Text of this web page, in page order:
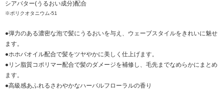
シアバター(うるおい成分)配合
※ポリクオタニウム-51
●弾力のある濃密な泡で髪にうるおいを与え、ウェーブスタイルをきれいに魅せ
ます。
●ホホバオイル配合で髪をツヤやかに美しく仕上げます。
●リン脂質コポリマー配合で髪のダメージを補修し、毛先までなめらかにまとめ
ます。
●高級感あふれるさわやかなハーバルフローラルの香り